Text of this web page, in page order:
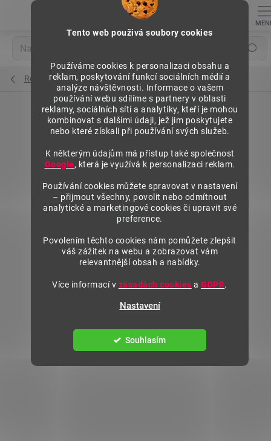
Tento web použivá soubory cookies
Používáme cookies k personalizaci obsahu a
reklam, poskytování funkcí sociálních médií a
analýze návštěvnosti. Informace o vašem
používání webu sdílíme s partnery v oblasti
reklamy, sociálních sítí a analytiky, kteří je mohou
kombinovat s dalšími údaji, jež jim poskytujete
nebo které získali při používání svých služeb.
K některým údajům má přístup také společnost
Google, která je využívá k personalizaci reklam.
Používání cookies můžete spravovat v nastavení
– přijmout všechny, povolit nebo odmítnout
analytické a marketingové cookies či upravit své
preference.
Povolením těchto cookies nám pomůžete zlepšit
váš zážitek na webu a zobrazovat vám
relevantnější obsah a nabídky.
Více informací v zásadách cookies aGDPR.
Nastavení
Souhlasím
Hledat
Regály výška 1840 mm, přídavné moduly